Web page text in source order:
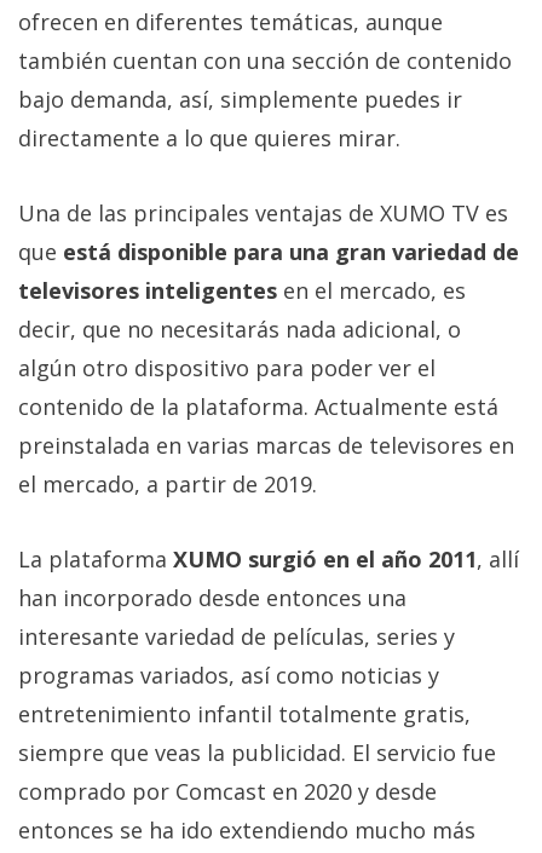
móviles,
ordenadores,
apps,
informática,
videojuegos,
comparativas,
Informático
(CC) 2006-
2026.Algunos
derechos
reservados
ofrecen en diferentes temáticas, aunque
también cuentan con una sección de contenido
bajo demanda, así, simplemente puedes ir
directamente a lo que quieres mirar.
Una de las principales ventajas de XUMO TV es
que está disponible para una gran variedad de
televisores inteligentes en el mercado, es
decir, que no necesitarás nada adicional, o
algún otro dispositivo para poder ver el
contenido de la plataforma. Actualmente está
preinstalada en varias marcas de televisores en
el mercado, a partir de 2019.
La plataforma XUMO surgió en el año 2011, allí
han incorporado desde entonces una
interesante variedad de películas, series y
programas variados, así como noticias y
entretenimiento infantil totalmente gratis,
siempre que veas la publicidad. El servicio fue
comprado por Comcast en 2020 y desde
entonces se ha ido extendiendo mucho más